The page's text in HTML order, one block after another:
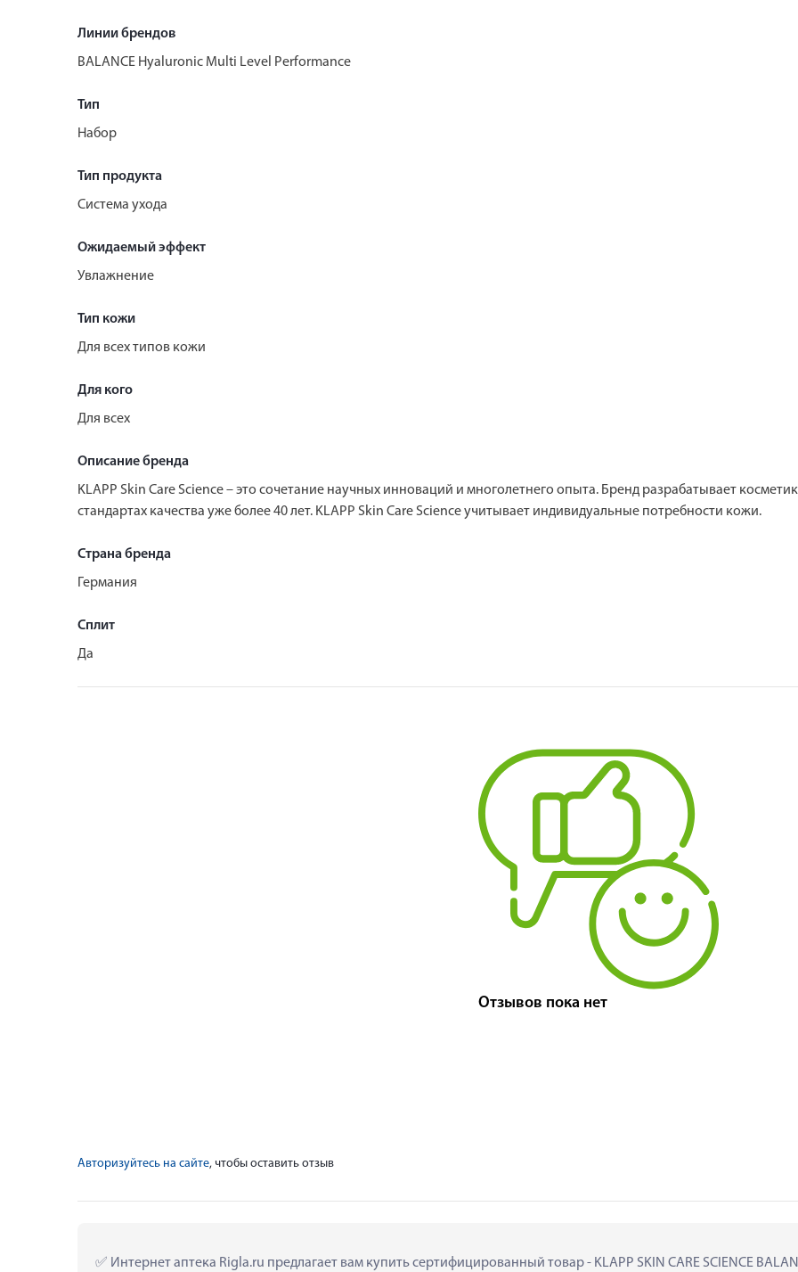
Линии брендов
BALANCE Hyaluronic Multi Level Performance
Тип
Набор
Тип продукта
Система ухода
Ожидаемый эффект
Увлажнение
Тип кожи
Для всех типов кожи
Для кого
Для всех
Описание бренда
KLAPP Skin Care Science – это сочетание научных инноваций и многолетнего опыта. Бренд разрабатывает
стандартах качества уже более 40 лет. KLAPP Skin Care Science учитывает индивидуальные потребности кожи.
Страна бренда
Германия
Сплит
Да
Отзывов пока нет
Авторизуйтесь на сайте, чтобы оставить отзыв
Интернет аптека Rigla.ru предлагает вам купить сертифицированный товар - KLAPP SKIN CARE SCIENCE